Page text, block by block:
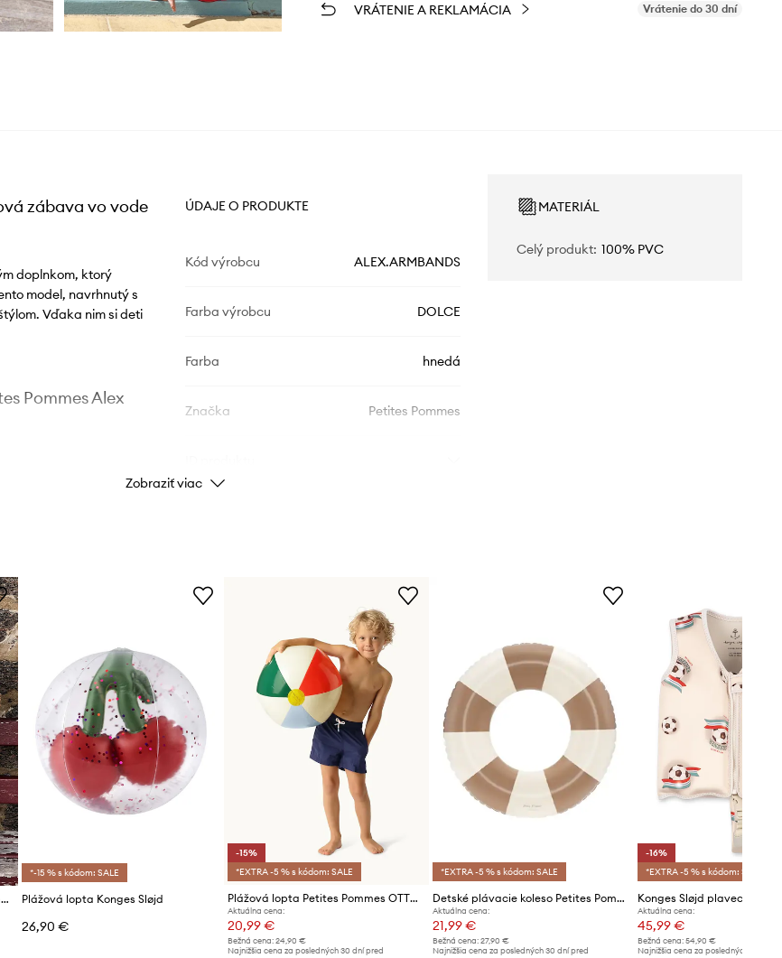
VRÁTENIE A REKLAMÁCIA Vrátenie do 30 dní
zábava vo vode
doplnkom, ktorý
model, navrhnutý s
Vďaka nim si deti
Pommes Alex
šarm
pri
a módny
detail a
ÚDAJE O PRODUKTE
Kód výrobcu ALEX.ARMBANDS
Farba výrobcu DOLCE
Farba hnedá
Značka Petites Pommes
MATERIÁL
Celý produkt: 100% PVC
Zobraziť viac
Detské plávacie koleso Petites Pommes ANNA 60CM
*-15 % s kódom: SALE
Plážová lopta Konges Sløjd
26,90 €
-15%
*EXTRA -5 % s kódom: SALE
Plážová lopta Petites Pommes OTTO BEACH BALL
Aktuálna cena:
20,99 €
Bežná cena: 24,90 €
Najnižšia cena za posledných 30 dní pred
*EXTRA -5 % s kódom: SALE
Detské plávacie koleso Petites Pommes OLIVIA 45CM
Aktuálna cena:
21,99 €
Bežná cena:27,90 €
Najnižšia cena za posledných 30 dní pred
-16%
*EXTRA -5 % s kódom: SALE
Aktuálna cena:
45,99 €
Bežná cena: 54,90 €
Najnižšia cena za posledných 30 dní